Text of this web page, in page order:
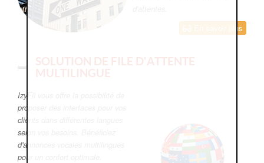
En savoir plus
SOLUTION DE FILE D'ATTENTE
MULTILINGUE
IzyFil vous offre la possibilité de
proposer des interfaces pour vos
clients dans différentes langues
selon vos besoins. Bénéficiez
d'annonces vocales multilingues
pour un confort optimale.